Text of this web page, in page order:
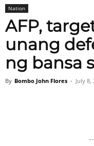
Nation
AFP,
unang
ng bansa
By Bombo John Flores - July 8,
--